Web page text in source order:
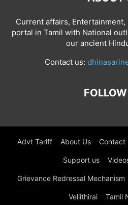
Current affairs, Entertainment,
portal in Tamil with National
our ancient
Contact us:
Advt Tariff About Us Contact
Support us
Grievance Redressal Mechanism
Vellithirai Tamil